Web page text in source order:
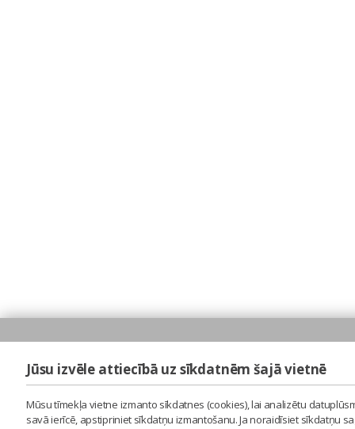
Jūsu izvēle attiecībā uz sīkdatnēm šajā vietnē
Mūsu tīmekļa vietne izmanto sīkdatnes (cookies), lai analizētu
savā ierīcē, apstipriniet sīkdatņu izmantošanu. Ja noraidīsiet sīkdatņu